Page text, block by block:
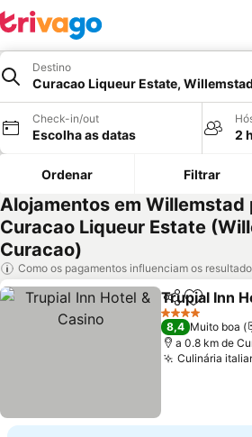
Destino
Curacao Liqueur Estate, Willemstad
Check-in/out
Escolha as datas 2
Ordenar Filtrar
Alojamentos em Willemstad
Curacao Liqueur Estate
Curacao)
Como os pagamentos influenciam os
Partilhar
Trupial Inn
4 Estrelas
8,4 Muito boa
a 0.8 km de
Culinária